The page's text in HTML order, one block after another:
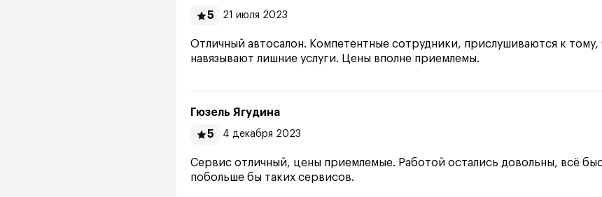
5
21 июля 2023
Отличный автосалон. Компетентные сотрудники, прислушиваются к тому,
навязывают лишние услуги. Цены вполне приемлемы.
Гюзель Ягудина
5
4 декабря 2023
Сервис отличный, цены приемлемые. Работой остались довольны, всё
побольше бы таких сервисов.